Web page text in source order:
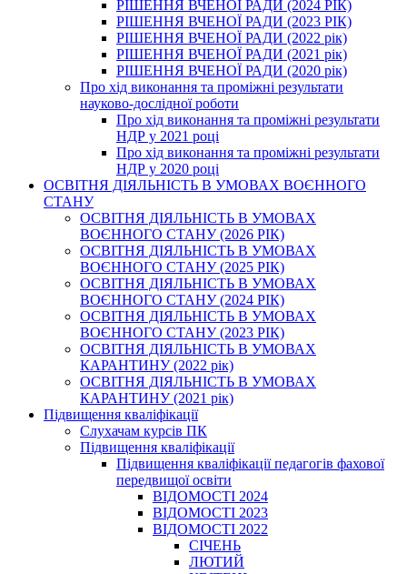
РІШЕННЯ ВЧЕНОЇ РАДИ (2024 РІК)
РІШЕННЯ ВЧЕНОЇ РАДИ (2023 РІК)
РІШЕННЯ ВЧЕНОЇ РАДИ (2022 рік)
РІШЕННЯ ВЧЕНОЇ РАДИ (2021 рік)
РІШЕННЯ ВЧЕНОЇ РАДИ (2020 рік)
Про хід виконання та проміжні результати
науково-дослідної роботи
Про хід виконання та проміжні результати
НДР у 2021 році
Про хід виконання та проміжні результати
НДР у 2020 році
ОСВІТНЯ ДІЯЛЬНІСТЬ В УМОВАХ ВОЄННОГО
СТАНУ
ОСВІТНЯ ДІЯЛЬНІСТЬ В УМОВАХ
ВОЄННОГО СТАНУ (2026 РІК)
ОСВІТНЯ ДІЯЛЬНІСТЬ В УМОВАХ
ВОЄННОГО СТАНУ (2025 РІК)
ОСВІТНЯ ДІЯЛЬНІСТЬ В УМОВАХ
ВОЄННОГО СТАНУ (2024 РІК)
ОСВІТНЯ ДІЯЛЬНІСТЬ В УМОВАХ
ВОЄННОГО СТАНУ (2023 РІК)
ОСВІТНЯ ДІЯЛЬНІСТЬ В УМОВАХ
КАРАНТИНУ (2022 рік)
ОСВІТНЯ ДІЯЛЬНІСТЬ В УМОВАХ
КАРАНТИНУ (2021 рік)
Підвищення кваліфікації
Слухачам курсів ПК
Підвищення кваліфікації
Підвищення кваліфікації педагогів фахової
передвищої освіти
ВІДОМОСТІ 2024
ВІДОМОСТІ 2023
ВІДОМОСТІ 2022
СІЧЕНЬ
ЛЮТИЙ